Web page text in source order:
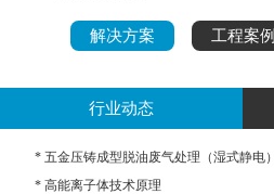
解决方案 工程案例
行业动态
* 五金压铸成型脱油废气处理（湿式静电）
* 高能离子体技术原理